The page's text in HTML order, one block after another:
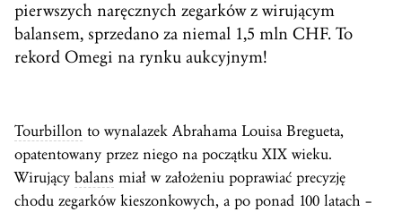
pierwszych naręcznych zegarków z wirującym
balansem, sprzedano za niemal 1,5 mln CHF. To
rekord Omegi na rynku aukcyjnym!
Tourbillon to wynalazek Abrahama Louisa Bregueta,
opatentowany przez niego na początku XIX wieku.
Wirujący balans miał w założeniu poprawiać precyzję
chodu zegarków kieszonkowych, a po ponad 100 latach –